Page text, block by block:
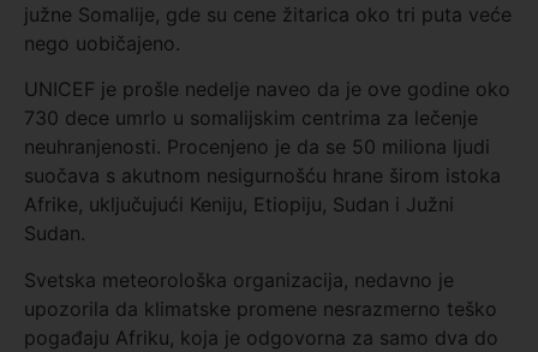
južne Somalije, gde su cene žitarica oko tri puta veće
nego uobičajeno.
UNICEF je prošle nedelje naveo da je ove godine oko
730 dece umrlo u somalijskim centrima za lečenje
neuhranjenosti. Procenjeno je da se 50 miliona ljudi
suočava s akutnom nesigurnošću hrane širom istoka
Afrike, uključujući Keniju, Etiopiju, Sudan i Južni
Sudan.
Svetska meteorološka organizacija, nedavno je
upozorila da klimatske promene nesrazmerno teško
pogađaju Afriku, koja je odgovorna za samo dva do